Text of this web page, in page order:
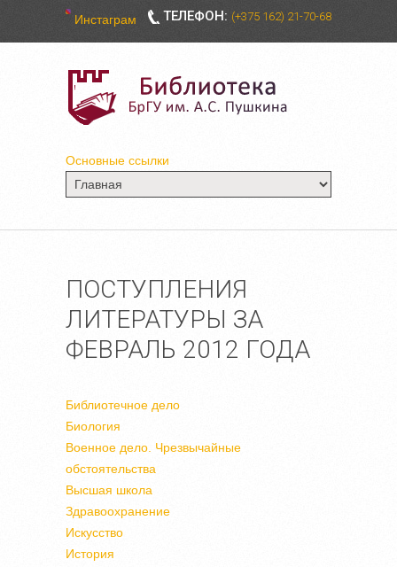
ТЕЛЕФОН: (+375 162) 21-70-68
Инстаграм
Основные ссылки
ПОСТУПЛЕНИЯ
ЛИТЕРАТУРЫ ЗА
ФЕВРАЛЬ 2012 ГОДА
Библиотечное дело
Биология
Военное дело. Чрезвычайные
обстоятельства
Высшая школа
Здравоохранение
Искусство
История